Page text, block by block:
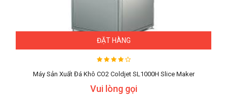
ĐẶT HÀNG
Máy Sản Xuất Đá Khô CO2 Coldjet SL1000H Slice Maker
Vui lòng gọi